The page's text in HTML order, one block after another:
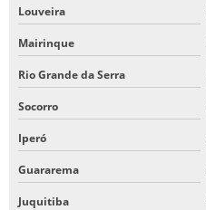
Louveira
Mairinque
Rio Grande da Serra
Socorro
Iperó
Guararema
Juquitiba